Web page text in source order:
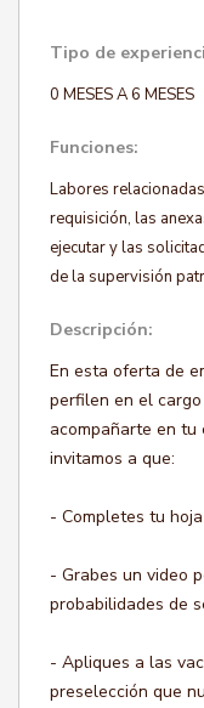
Tipo de
0 MESES A 6 MESES
Funciones:
Labores
requisición, las
ejecutar y las
de la supervisión
Descripción:
En esta oferta de
perfilen en el cargo
acompañarte en
invitamos a que:
- Completes tu
- Grabes un video
probabilidades de
- Apliques a las
preselección que